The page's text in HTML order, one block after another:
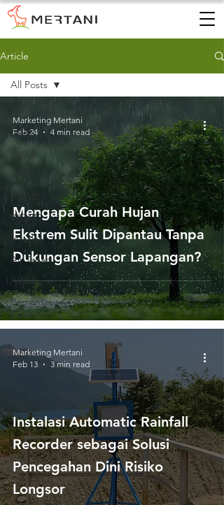
Article
All Posts
AWS
AWLR
ARR
AQMS
WQMS
Instalasi
Air Tanah
AWLR
Pemantauan
Cuaca
All Posts
Mengapa Curah Hujan
Ekstrem Sulit Dipantau Tanpa
Dukungan Sensor Lapangan?
Marketing Mertani
Feb 24
4 min read
Instalasi Automatic Rainfall
Recorder sebagai Solusi
Pencegahan Dini Risiko
Longsor
Marketing Mertani
Feb 13
3 min read